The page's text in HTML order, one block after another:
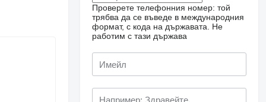
Проверете телефонния номер: той
трябва да се въведе в международния
формат, с кода на държавата.
Не
работим с тази държава